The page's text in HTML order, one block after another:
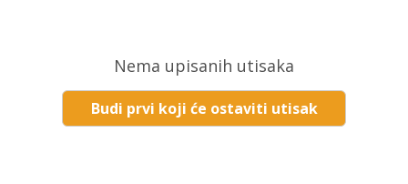
Nema upisanih utisaka
Budi prvi koji će ostaviti utisak